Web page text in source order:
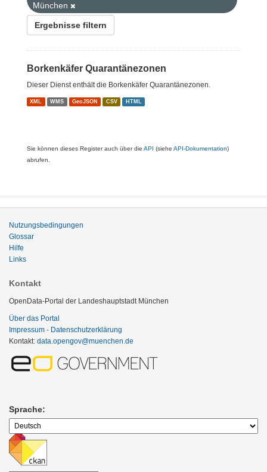
München
Ergebnisse filtern
Borkenkäfer Quarantänezonen
Dieser Dienst enthält die Borkenkäfer Quarantänezonen.
XML WMS GeoJSON CSV HTML
Sie können dieses Register auch über die API (siehe API-Dokumentation)
abrufen.
Nutzungsbedingungen
Glossar
Hilfe
Links
Kontakt
OpenData-Portal der Landeshauptstadt München
Über das Portal
Impressum - Datenschutzerklärung
Kontakt: data.opengov@muenchen.de
Sprache